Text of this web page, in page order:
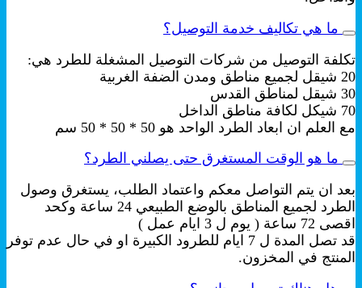
ما هي تكاليف خدمة التوصيل؟
تكلفة التوصيل من شركات التوصيل المشغلة للطرد هي:
20 شيقل لجميع مناطق ومدن الضفة الغربية
30 شيقل لمناطق القدس
70 شيكل لكافة مناطق الداخل
مع العلم ان ابعاد الطرد الواحد هو 50 * 50 * 50 سم
ما هو الوقت المستغرق حتى يصلني الطرد؟
بعد ان يتم التواصل معكم واعتماد الطلب، يستغرق وصول
الطرد لجميع المناطق بالوضع الطبيعي 24 ساعة وكحد
اقصى 72 ساعة ( يوم ل 3 ايام عمل )
قد تصل المدة ل 7 ايام للطرود الكبيرة او في حال عدم توفر
المنتج في المخزون.